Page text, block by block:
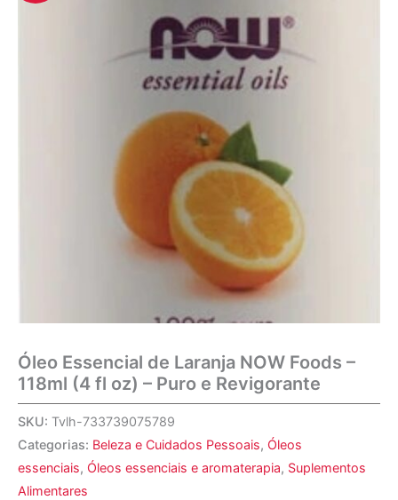
Óleo Essencial de Laranja NOW Foods –
118ml (4 fl oz) – Puro e Revigorante
SKU: Tvlh-733739075789
Categorias: Beleza e Cuidados Pessoais, Óleos
essenciais, Óleos essenciais e aromaterapia, Suplementos
Alimentares